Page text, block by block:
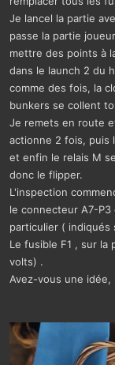
u
s
s
o
n
Je lancel la partie
passe la partie
mettre des points à
dans le launch 2 du
comme des fois, la
bunkers se collent
Je remets en route
actionne 2 fois, puis
et enfin le relais M
donc le flipper.
L'inspection
le connecteur A7-
particulier ( indiqués
Le fusible F1 , sur la
volts) .
Avez-vous une idée,